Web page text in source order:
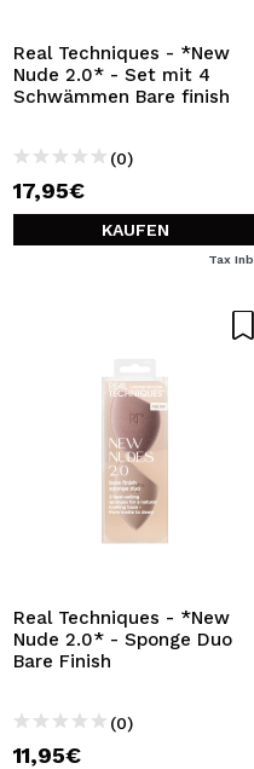
Real Techniques - *New
Nude 2.0* - Set mit 4
Schwämmen Bare finish
(0)
17,95€
KAUFEN
Tax Inb.
Real Techniques - *New
Nude 2.0* - Sponge Duo
Bare Finish
(0)
11,95€